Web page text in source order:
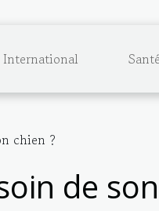
International Santé
chien ?
de